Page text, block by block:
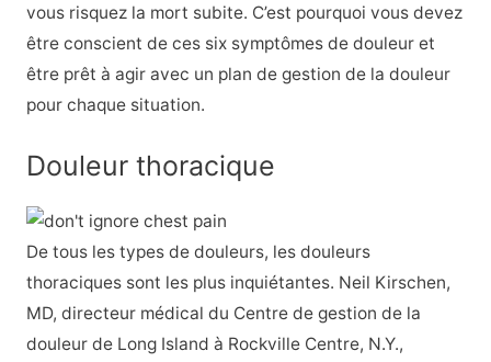
vous risquez la mort subite. C’est pourquoi vous devez
être conscient de ces six symptômes de douleur et
être prêt à agir avec un plan de gestion de la douleur
pour chaque situation.
Douleur thoracique
De tous les types de douleurs, les douleurs
thoraciques sont les plus inquiétantes. Neil Kirschen,
MD, directeur médical du Centre de gestion de la
douleur de Long Island à Rockville Centre, N.Y.,